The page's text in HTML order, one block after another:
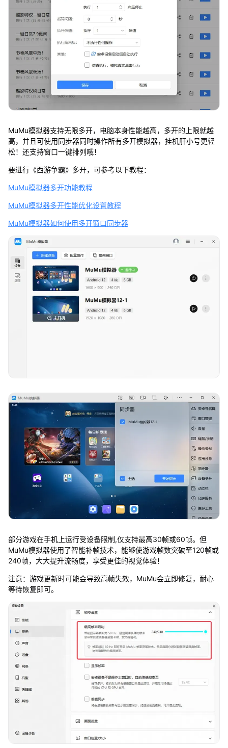
MuMu模拟器支持无限多开，电脑本身性能越高，多开的上限就越
高，并且可使用同步器同时操作所有多开模拟器，挂机肝小号更轻
松！还支持窗口一键排列哦！
要进行《西游争霸》多开，可参考以下教程：
MuMu模拟器多开功能教程
MuMu模拟器多开性能优化设置教程
MuMu模拟器如何使用多开窗口同步器
部分游戏在手机上运行受设备限制,仅支持最高30帧或60帧。但
MuMu模拟器使用了智能补帧技术，能够使游戏帧数突破至120帧或
240帧，大大提升流畅度，享受更佳的视觉体验！
注意：游戏更新时可能会导致高帧失效，MuMu会立即修复，耐心
等待恢复即可。